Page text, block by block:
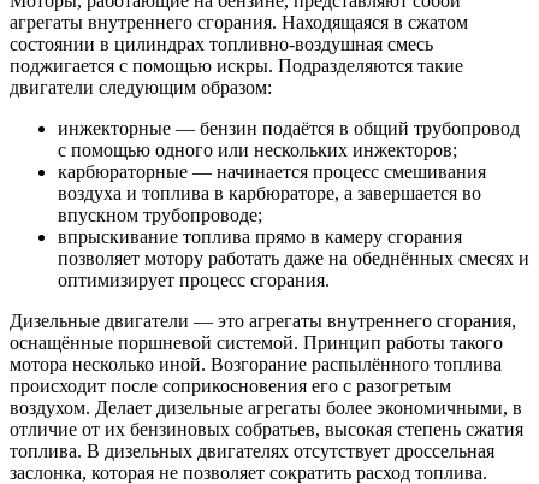
агрегаты внутреннего сгорания. Находящаяся в сжатом
состоянии в цилиндрах топливно-воздушная смесь
поджигается с помощью искры. Подразделяются такие
двигатели следующим образом:
инжекторные — бензин подаётся в общий трубопровод
с помощью одного или нескольких инжекторов;
карбюраторные — начинается процесс смешивания
воздуха и топлива в карбюраторе, а завершается во
впускном трубопроводе;
впрыскивание топлива прямо в камеру сгорания
позволяет мотору работать даже на обеднённых смесях и
оптимизирует процесс сгорания.
Дизельные двигатели — это агрегаты внутреннего сгорания,
оснащённые поршневой системой. Принцип работы такого
мотора несколько иной. Возгорание распылённого топлива
происходит после соприкосновения его с разогретым
воздухом. Делает дизельные агрегаты более экономичными, в
отличие от их бензиновых собратьев, высокая степень сжатия
топлива. В дизельных двигателях отсутствует дроссельная
заслонка, которая не позволяет сократить расход топлива.